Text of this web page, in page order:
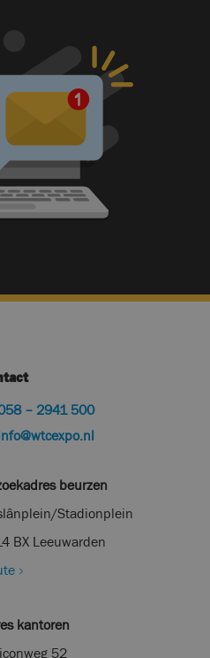
– 2941 500
beurzen
Stadionplein
BX Leeuwarden
kantoren
52